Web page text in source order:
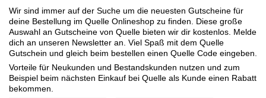
Wir sind immer auf der Suche um die neuesten Gutscheine für
deine Bestellung im Quelle Onlineshop zu finden. Diese große
Auswahl an Gutscheine von Quelle bieten wir dir kostenlos. Melde
dich an unseren Newsletter an. Viel Spaß mit dem Quelle
Gutschein und gleich beim bestellen einen Quelle Code eingeben.
Vorteile für Neukunden und Bestandskunden nutzen und zum
Beispiel beim nächsten Einkauf bei Quelle als Kunde einen Rabatt
bekommen.